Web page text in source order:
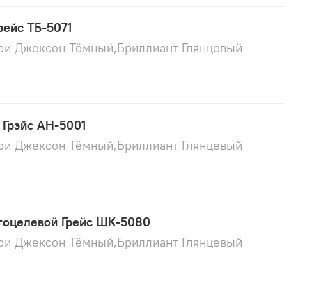
ТБ-5071
Джексон Тёмный,Бриллиант Глянцевый
АН-5001
Джексон Тёмный,Бриллиант Глянцевый
Грейс ШК-5080
Джексон Тёмный,Бриллиант Глянцевый